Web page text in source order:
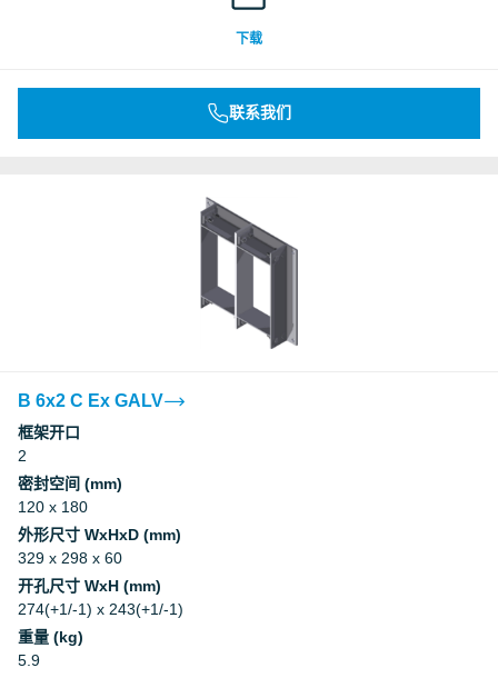
下载
联系我们
B 6x2 C Ex GALV
框架开口
2
密封空间 (mm)
120 x 180
外形尺寸 WxHxD (mm)
329 x 298 x 60
开孔尺寸 WxH (mm)
274(+1/-1) x 243(+1/-1)
重量 (kg)
5.9